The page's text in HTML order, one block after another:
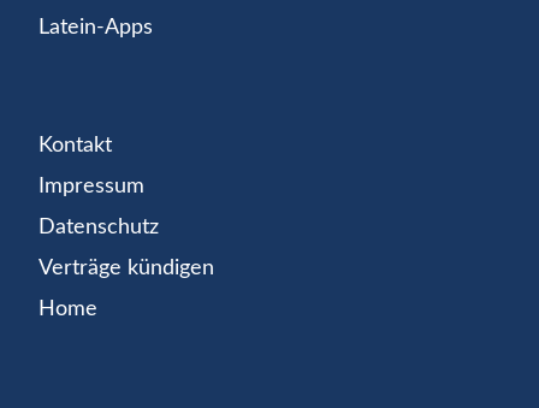
Latein-Apps
Kontakt
Impressum
Datenschutz
Verträge kündigen
Home